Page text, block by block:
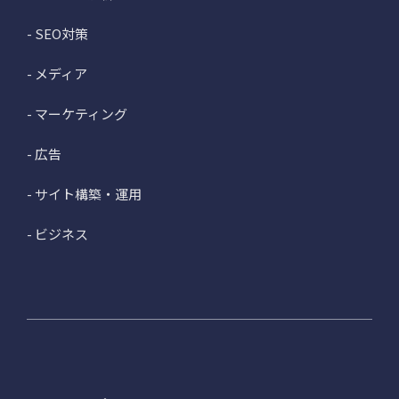
- SEO対策
- メディア
- マーケティング
- 広告
- サイト構築・運用
- ビジネス